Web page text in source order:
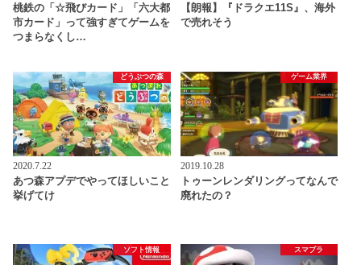
桃鉄の「☆飛びカード」「六大都
市カード」って強すぎてゲームを
つまらなくし…
【朗報】『ドラクエ11S』、海外
で売れそう
どうぶつの森
2020.7.22
あつ森アプデでやってほしいこと
挙げてけ
ゲーム業界
2019.10.28
トゥーンレンダリングってなんで
廃れたの？
ソフト情報 スマブラ